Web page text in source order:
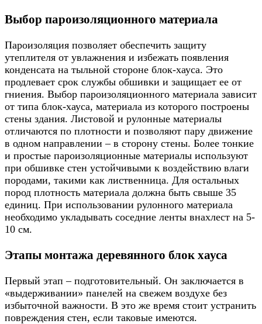
Выбор пароизоляционного материала
Пароизоляция позволяет обеспечить защиту
утеплителя от увлажнения и избежать появления
конденсата на тыльной стороне блок-хауса. Это
продлевает срок службы обшивки и защищает ее от
гниения. Выбор пароизоляционного материала зависит
от типа блок-хауса, материала из которого построены
стены здания. Листовой и рулонные материалы
отличаются по плотности и позволяют пару движение
в одном направлении – в сторону стены. Более тонкие
и простые пароизоляционные материалы используют
при обшивке стен устойчивыми к воздействию влаги
породами, такими как лиственница. Для остальных
пород плотность материала должна быть свыше 35
единиц. При использовании рулонного материала
необходимо укладывать соседние ленты внахлест на 5-
10 см.
Этапы монтажа деревянного блок хауса
Первый этап – подготовительный. Он заключается в
«выдерживании» панелей на свежем воздухе без
избыточной важности. В это же время стоит устранить
повреждения стен, если таковые имеются.